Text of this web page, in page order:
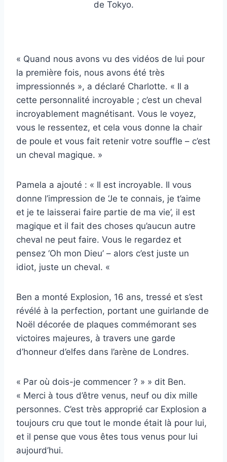
de Tokyo.
« Quand nous avons vu des vidéos de lui pour
la première fois, nous avons été très
impressionnés », a déclaré Charlotte. « Il a
cette personnalité incroyable ; c’est un cheval
incroyablement magnétisant. Vous le voyez,
vous le ressentez, et cela vous donne la chair
de poule et vous fait retenir votre souffle – c’est
un cheval magique. »
Pamela a ajouté : « Il est incroyable. Il vous
donne l’impression de ‘Je te connais, je t’aime
et je te laisserai faire partie de ma vie’, il est
magique et il fait des choses qu’aucun autre
cheval ne peut faire. Vous le regardez et
pensez ‘Oh mon Dieu’ – alors c’est juste un
idiot, juste un cheval. «
Ben a monté Explosion, 16 ans, tressé et s’est
révélé à la perfection, portant une guirlande de
Noël décorée de plaques commémorant ses
victoires majeures, à travers une garde
d’honneur d’elfes dans l’arène de Londres.
« Par où dois-je commencer ? » » dit Ben.
« Merci à tous d’être venus, neuf ou dix mille
personnes. C’est très approprié car Explosion a
toujours cru que tout le monde était là pour lui,
et il pense que vous êtes tous venus pour lui
aujourd’hui.